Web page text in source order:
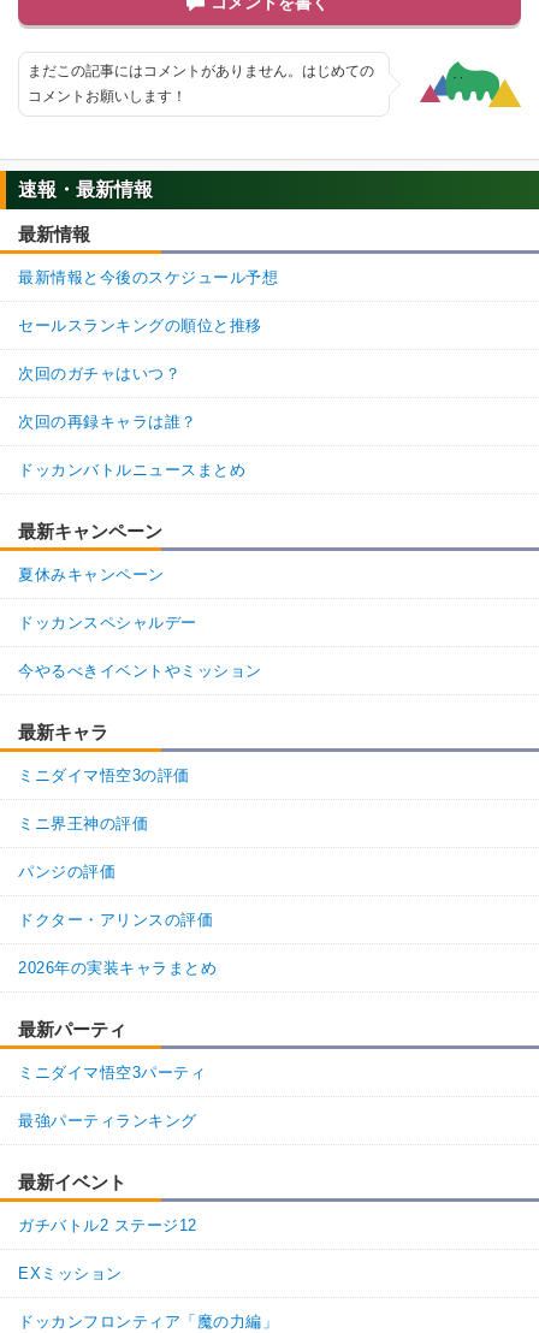
まだこの記事にはコメントがありません。はじめての
コメントお願いします！
速報・最新情報
最新情報
最新情報と今後のスケジュール予想
セールスランキングの順位と推移
次回のガチャはいつ？
次回の再録キャラは誰？
ドッカンバトルニュースまとめ
最新キャンペーン
夏休みキャンペーン
ドッカンスペシャルデー
今やるべきイベントやミッション
最新キャラ
ミニダイマ悟空3の評価
ミニ界王神の評価
パンジの評価
ドクター・アリンスの評価
2026年の実装キャラまとめ
最新パーティ
ミニダイマ悟空3パーティ
最強パーティランキング
最新イベント
ガチバトル2 ステージ12
EXミッション
ドッカンフロンティア「魔の力編」